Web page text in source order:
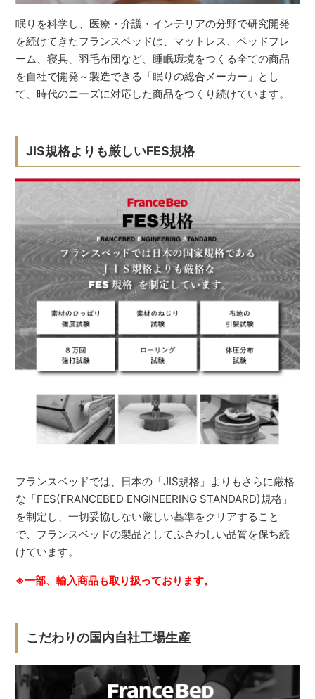
眠りを科学し、医療・介護・インテリアの分野で研究開発
を続けてきたフランスベッドは、マットレス、ベッドフレ
ーム、寝具、羽毛布団など、睡眠環境をつくる全ての商品
を自社で開発～製造できる「眠りの総合メーカー」とし
て、時代のニーズに対応した商品をつくり続けています。
JIS規格よりも厳しいFES規格
フランスベッドでは、日本の「JIS規格」よりもさらに厳格
な「FES(FRANCEBED ENGINEERING STANDARD)規格」
を制定し、一切妥協しない厳しい基準をクリアすること
で、フランスベッドの製品としてふさわしい品質を保ち続
けています。
※一部、輸入商品も取り扱っております。
こだわりの国内自社工場生産